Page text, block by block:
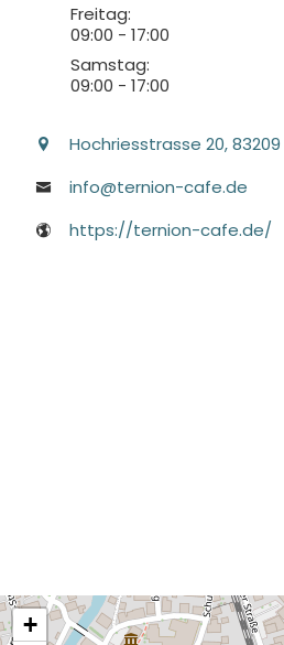
Freitag:
09:00 - 17:00
Samstag:
09:00 - 17:00
Hochriesstrasse 20, 83209
info@ternion-cafe.de
https://ternion-cafe.de/
+